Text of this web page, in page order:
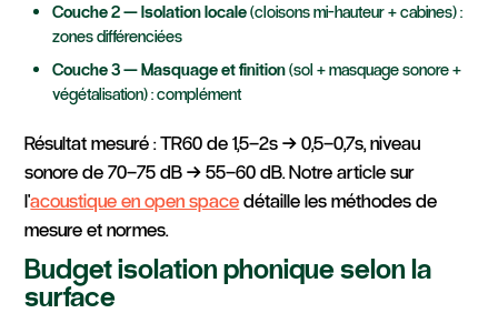
Couche 2 — Isolation locale(cloisons mi-hauteur + cabines) :
zones différenciées
Couche 3 — Masquage et finition(sol + masquage sonore +
végétalisation) : complément
Résultat mesuré : TR60 de 1,5–2s → 0,5–0,7s, niveau
sonore de 70–75 dB → 55–60 dB. Notre article sur
l'acoustique en open spacedétaille les méthodes de
mesure et normes.
Budget isolation phonique selon la
surface